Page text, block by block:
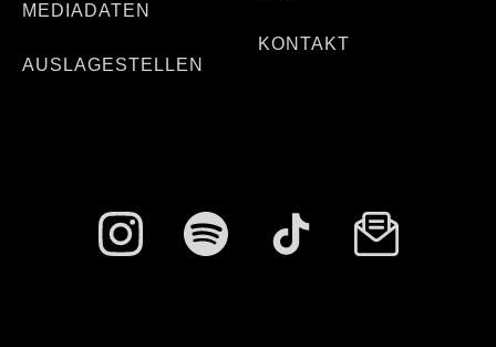
MEDIADATEN
AUSLAGESTELLEN
KONTAKT